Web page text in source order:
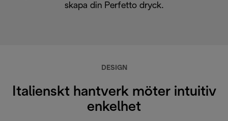
skapa din Perfetto dryck.
DESIGN
Italienskt hantverk möter intuitiv
enkelhet